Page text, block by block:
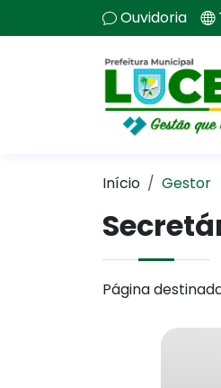
Ouvidoria
Início Gestor
Página